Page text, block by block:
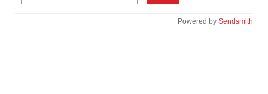
Powered by Sendsmith